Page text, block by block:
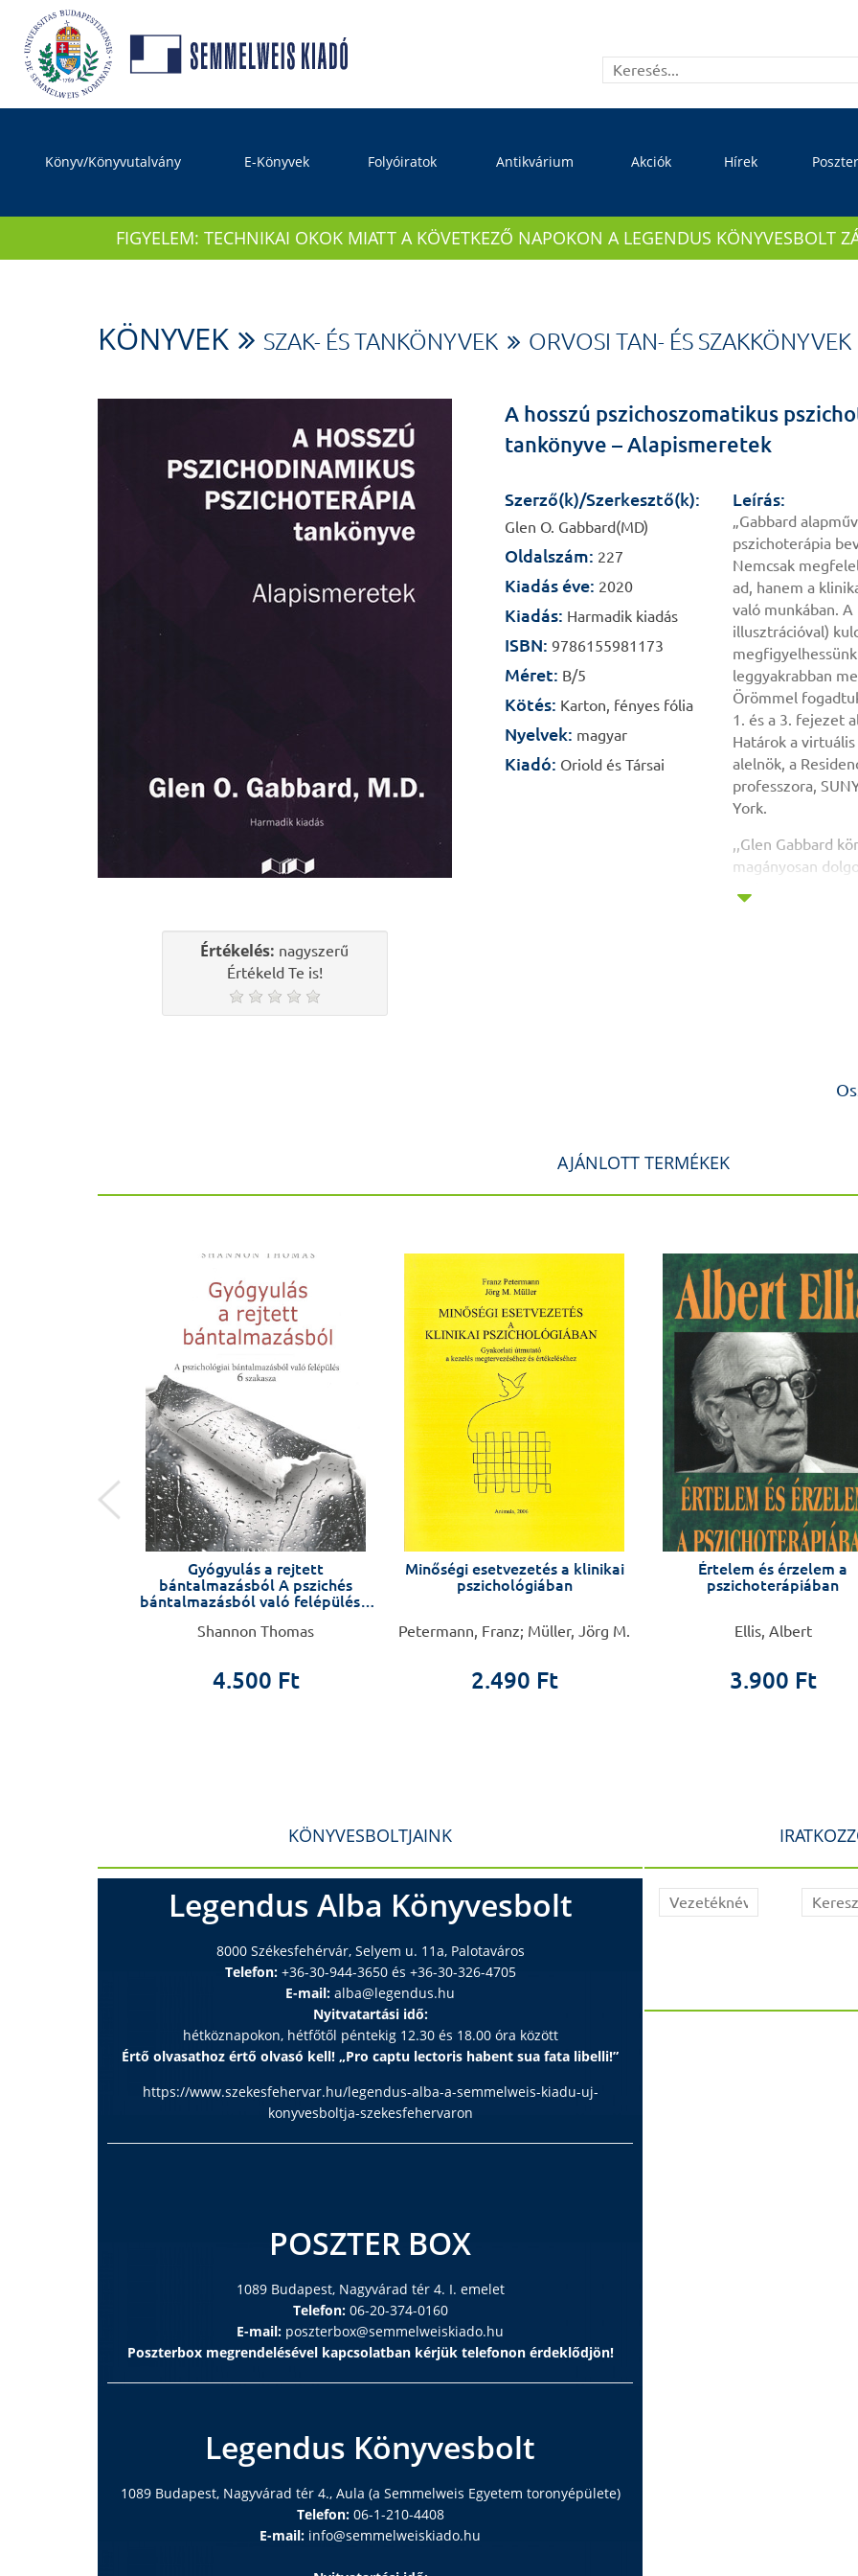
Könyv/Könyvutalvány E-Könyvek Folyóiratok Antikvárium Akciók Hírek
FIGYELEM: TECHNIKAI OKOK MIATT A KÖVETKEZŐ NAPOKON A LEGENDUS KÖNYVESBOLT
KÖNYVEK SZAK- ÉS TANKÖNYVEK ORVOSI TAN- ÉS SZAKKÖNYVEK
Értékelés: nagyszerű
Értékeld Te is!
A hosszú pszichoszomatikus
tankönyve – Alapismeretek
Szerző(k)/Szerkesztő(k):
Glen O. Gabbard(MD)
Oldalszám: 227
Kiadás éve: 2020
Kiadás: Harmadik kiadás
ISBN: 9786155981173
Méret: B/5
Kötés: Karton, fényes fólia
Nyelvek: magyar
Kiadó: Oriold és Társai
Leírás:
„Gabbard
pszichoterápia
Nemcsak
ad, hanem a
való munkában.
illusztrációval)
leggyakrabban
Örömmel
1. és a 3. fejezet
Határok a virtuális
alelnök, a
professzora,
York.
,,Glen Gabbard
magányosan
kolléga
mint a
olyan klinikai
kezdete, áttétel,
terapeuták bölcs
szakmai
szociális
hogy világos
pszichodinamikus
pszichodinamikus
arra ösztönzi a
a pácienseik
hogy a területek
gyakorlatában
életközelibbek a
kiadás bővült. A
szöveget
munkát
képzések vezetői
oktatási
gyakorlatias és
AJÁNLOTT TERMÉKEK
Gyógyulás a rejtett
bántalmazásból A pszichés
bántalmazásból való felépülés 6
Shannon Thomas
4.500 Ft
Minőségi esetvezetés a klinikai
pszichológiában
Petermann, Franz; Müller, Jörg M.
2.490 Ft
Értelem és érzelem a
pszichoterápiában
Ellis, Albert
3.900 Ft
KÖNYVESBOLTJAINK
Legendus Alba Könyvesbolt
8000 Székesfehérvár, Selyem u. 11a, Palotaváros
Telefon:+36-30-944-3650 és +36-30-326-4705
E-mail: alba@legendus.hu
Nyitvatartási idő:
hétköznapokon, hétfőtől péntekig 12.30 és 18.00 óra között
Értő olvasathoz értő olvasó kell! „Pro captu lectoris habent sua fata libelli!”
https://www.szekesfehervar.hu/legendus-alba-a-semmelweis-kiadu-uj-
konyvesboltja-szekesfehervaron
POSZTER BOX
1089 Budapest, Nagyvárad tér 4. I. emelet
Telefon:06-20-374-0160
E-mail: poszterbox@semmelweiskiado.hu
Poszterbox megrendelésével kapcsolatban kérjük telefonon érdeklődjön!
Legendus Könyvesbolt
1089 Budapest, Nagyvárad tér 4., Aula (a Semmelweis Egyetem toronyépülete)
Telefon:06-1-210-4408
E-mail: info@semmelweiskiado.hu